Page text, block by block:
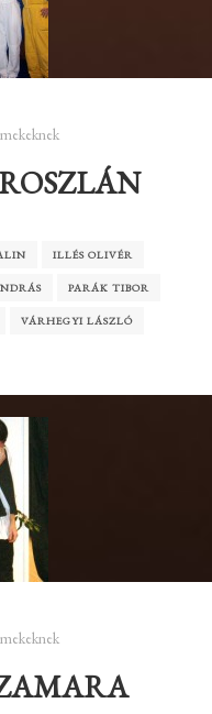
ILLÉS OLIVÉR
PARÁK TIBOR
VÁRHEGYI LÁSZLÓ